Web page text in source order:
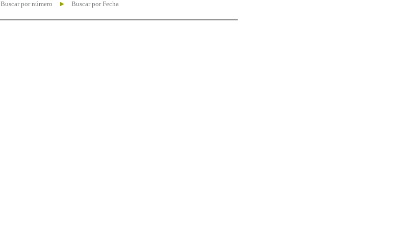
Buscar por número Buscar por Fecha